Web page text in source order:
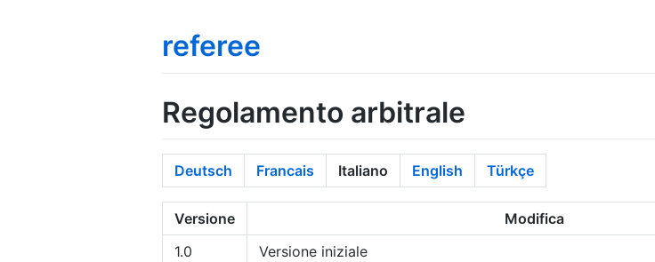
referee
Regolamento arbitrale
Deutsch Francais Italiano English Türkçe
Versione Modifica
1.0
Versione iniziale